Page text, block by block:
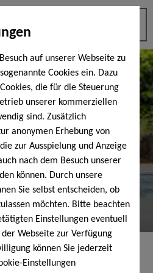
auf unserer Webseite zu
Cookies ein. Dazu
die für die Steuerung
unserer kommerziellen
sind. Zusätzlich
anonymen Erhebung von
zur Ausspielung und Anzeige
nach dem Besuch unserer
können. Durch unsere
Sie selbst entscheiden, ob
möchten. Bitte beachten
Einstellungen eventuell
Webseite zur Verfügung
können Sie jederzeit
Einstellungen
Tag ...